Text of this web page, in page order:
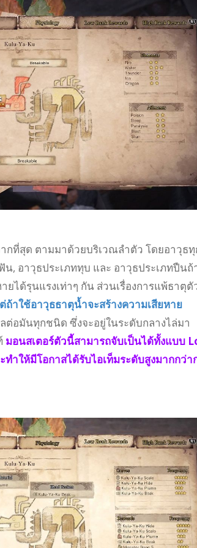
กที่สุด ตามมาด้วยบริเวณลำตัว โดยอาวุธ
น, อาวุธประเภททุบ และ อาวุธประเภทปืนถ้
ยได้รุนแรงเท่าๆ กัน ส่วนเรื่องการแพ้ธาตุตั
ถ้าใช้อาวุธธาตุน้ำจะสร้างความเสียหาย
ต่อมันทุกชนิด ซึ่งจะอยู่ในระดับกลางไล่มา
มอนสเตอร์ตัวนี้สามารถจับเป็นได้ทั้งแบบ
ำให้มีโอกาสได้รับไอเท็มระดับสูงมากกว่า